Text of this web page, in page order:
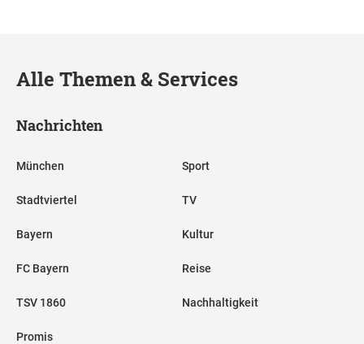
Alle Themen & Services
Nachrichten
München
Stadtviertel
Bayern
FC Bayern
TSV 1860
Promis
Sport
TV
Kultur
Reise
Nachhaltigkeit